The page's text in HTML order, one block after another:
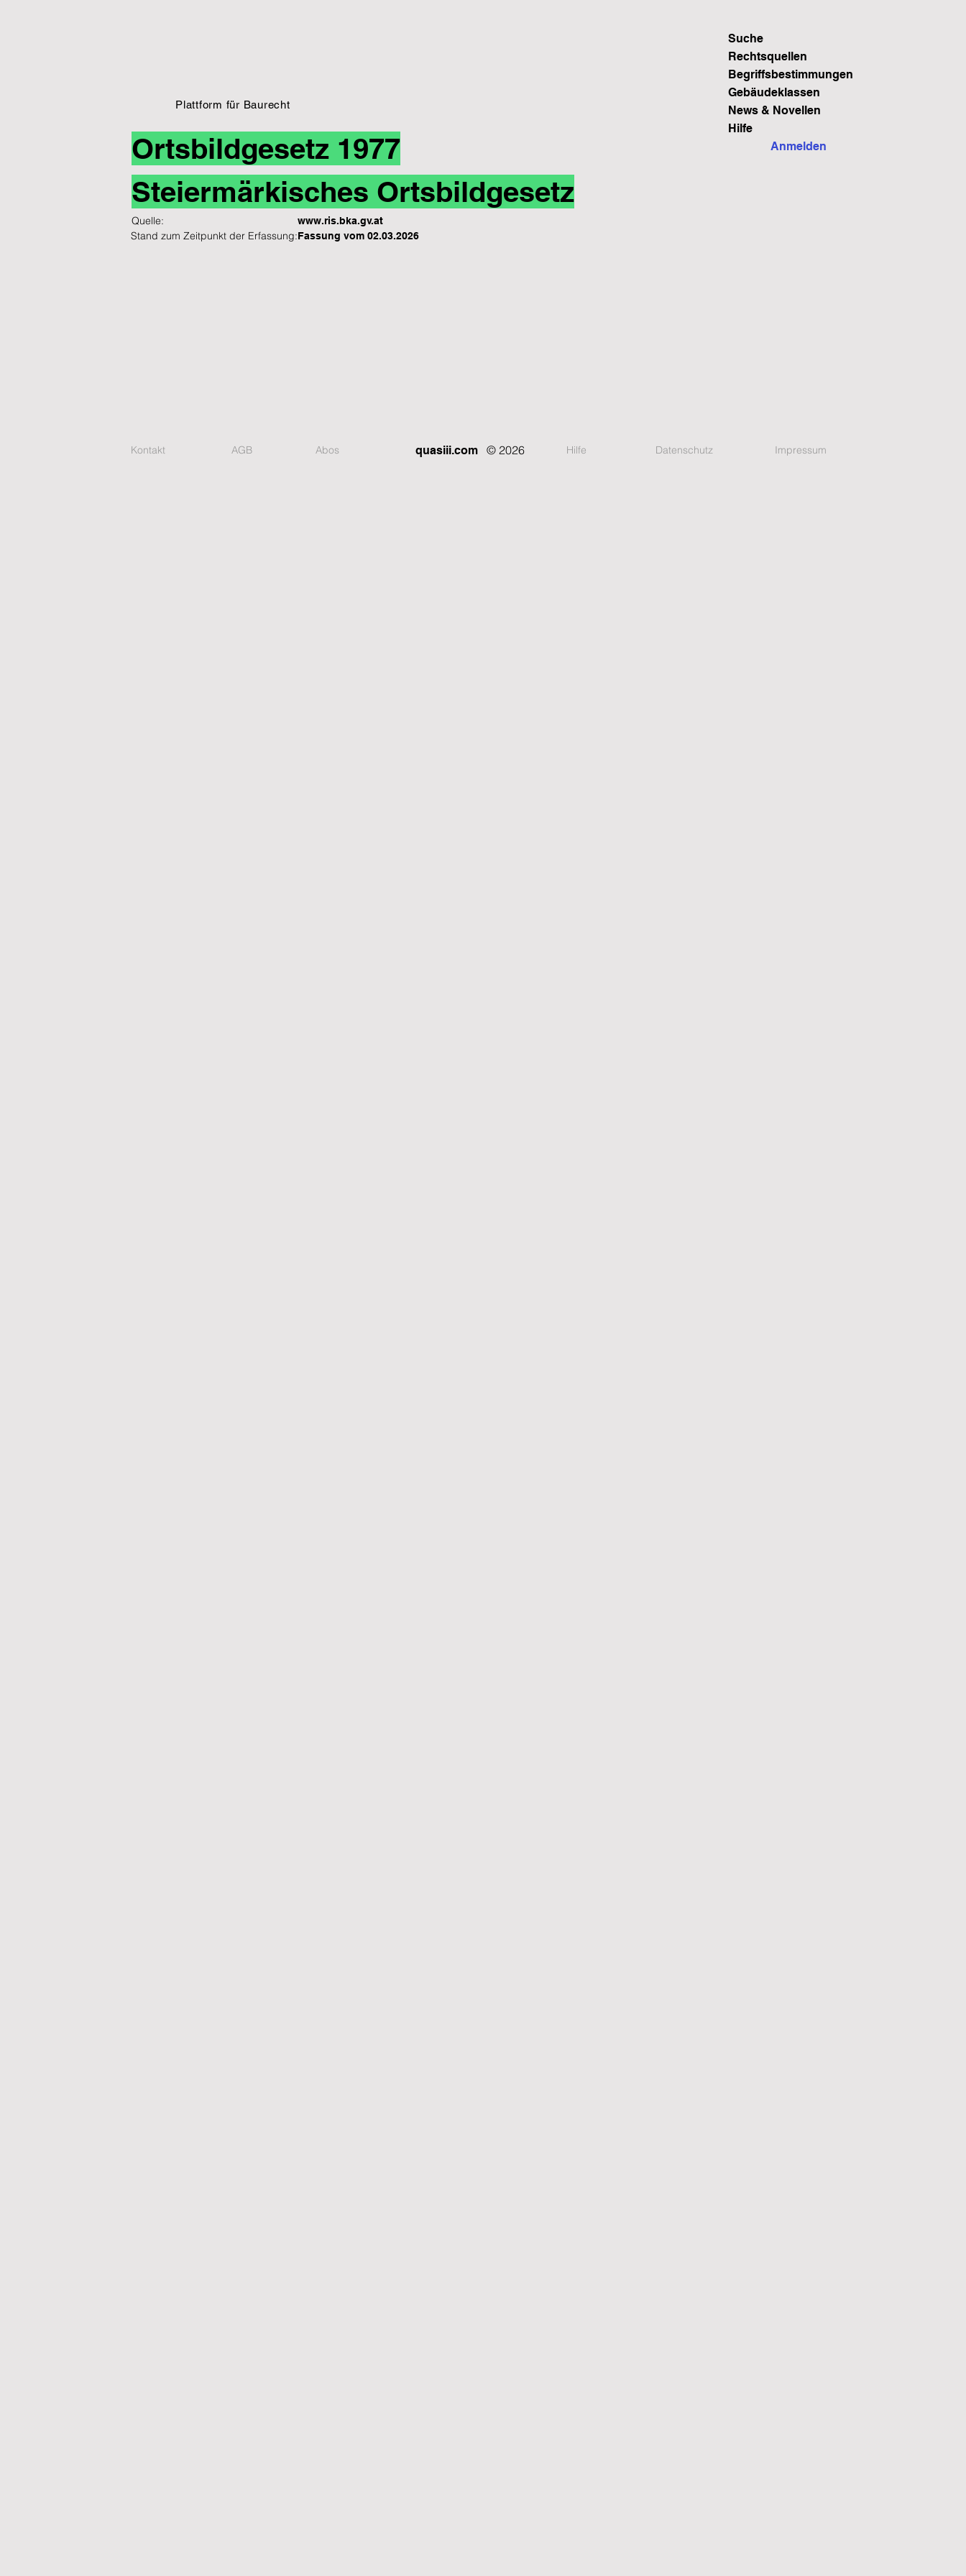
Plattform für Baurecht
Anmelden
Steiermärkisches Ortsbildgesetz
Quelle: www.ris.bka.gv.at
Ortsbildgesetz 1977
Stand zum Zeitpunkt der Erfassung:Fassung vom 02.03.2026
Suche
Rechtsquellen
Begriffsbestimmungen
Gebäudeklassen
News & Novellen
Hilfe
quasiii.com © 2026 Impressum
Datenschutz
Kontakt AGB Abos Hilfe